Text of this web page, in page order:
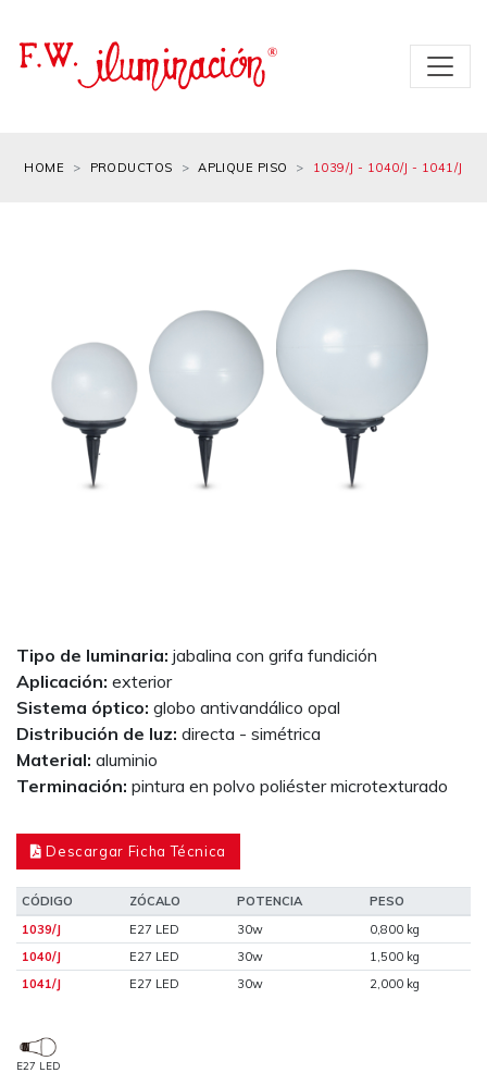
HOME PRODUCTOS APLIQUE PISO 1039/J - 1040/J - 1041/J
Tipo de luminaria: jabalina con grifa fundición
Aplicación: exterior
Sistema óptico: globo antivandálico opal
Distribución de luz: directa - simétrica
Material: aluminio
Terminación: pintura en polvo poliéster microtexturado
Descargar Ficha Técnica
CÓDIGO ZÓCALO POTENCIA
PESO
1039/J
E27 LED 30w
0,800 kg
1040/J
E27 LED 30w
1,500 kg
1041/J
E27 LED 30w 2,000 kg
E27 LED